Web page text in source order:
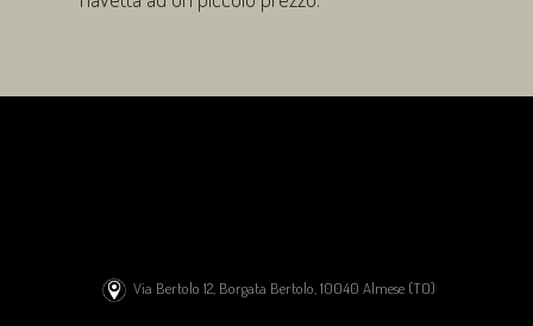
Via Bertolo 12, Borgata Bertolo, 10040 Almese (TO)